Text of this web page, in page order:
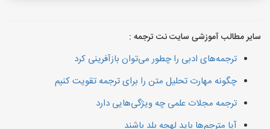
سایر مطالب آموزشی سایت نت ترجمه :
ترجمه‌های ادبی را چطور می‌توان بازآفرینی کرد
چگونه مهارت تحلیل متن را برای ترجمه تقویت کنیم
ترجمه مجلات علمی چه ویژگی‌هایی دارد
آیا مترجم‌ها باید لهجه بلد باشند